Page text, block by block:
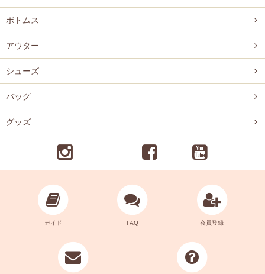
ボトムス
アウター
シューズ
バッグ
グッズ
ガイド FAQ 会員登録